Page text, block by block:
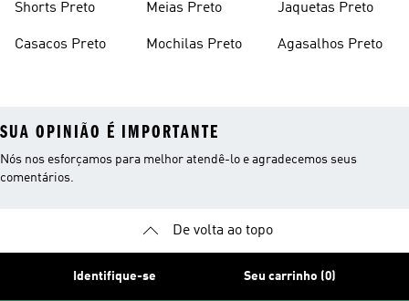
Shorts Preto
Casacos Preto
Meias Preto
Mochilas Preto
Jaquetas Preto
Agasalhos Preto
SUA OPINIÃO É IMPORTANTE
Nós nos esforçamos para melhor atendê-lo e agradecemos seus
comentários.
De volta ao topo
Identifique-se Seu carrinho (0)